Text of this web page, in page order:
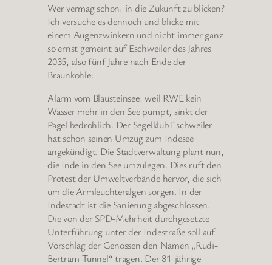
Wer vermag schon, in die Zukunft zu blicken?
Ich versuche es dennoch und blicke mit
einem Augenzwinkern und nicht immer ganz
so ernst gemeint auf Eschweiler des Jahres
2035, also fünf Jahre nach Ende der
Braunkohle:
Alarm vom Blausteinsee, weil RWE kein
Wasser mehr in den See pumpt, sinkt der
Pagel bedrohlich. Der Segelklub Eschweiler
hat schon seinen Umzug zum Indesee
angekündigt. Die Stadtverwaltung plant nun,
die Inde in den See umzulegen. Dies ruft den
Protest der Umweltverbände hervor, die sich
um die Armleuchteralgen sorgen. In der
Indestadt ist die Sanierung abgeschlossen.
Die von der SPD-Mehrheit durchgesetzte
Unterführung unter der Indestraße soll auf
Vorschlag der Genossen den Namen „Rudi-
Bertram-Tunnel“ tragen. Der 81-jährige